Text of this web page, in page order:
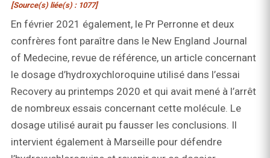
[Source(s) liée(s) : 1077]
En février 2021 également, le Pr Perronne et deux
confrères font paraître dans le New England Journal
of Medecine, revue de référence, un article concernant
le dosage d’hydroxychloroquine utilisé dans l’essai
Recovery au printemps 2020 et qui avait mené à l’arrêt
de nombreux essais concernant cette molécule. Le
dosage utilisé aurait pu fausser les conclusions. Il
intervient également à Marseille pour défendre